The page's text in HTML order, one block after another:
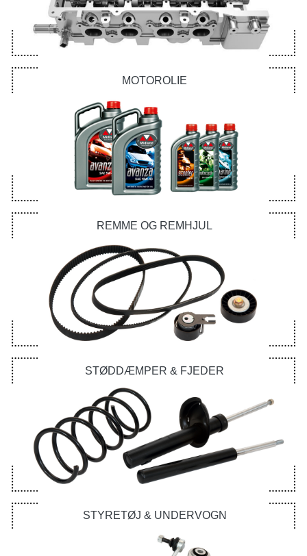
MOTOROLIE
REMME OG REMHJUL
STØDDÆMPER & FJEDER
STYRETØJ & UNDERVOGN